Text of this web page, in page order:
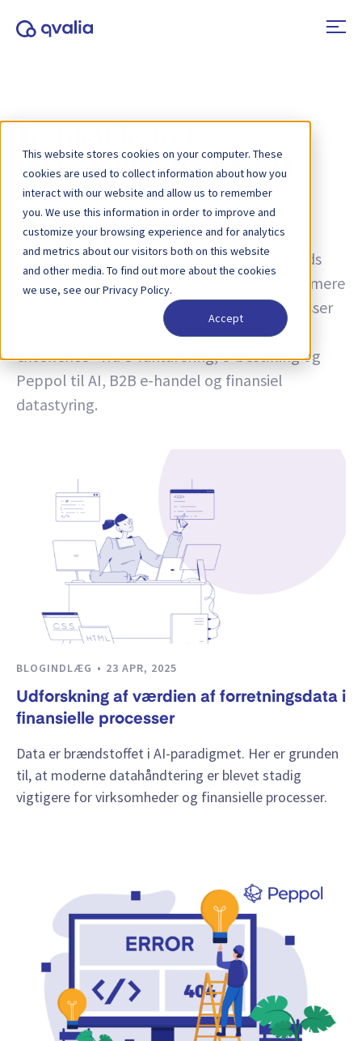
This website stores cookies on your computer. These
cookies are used to collect information about how you
interact with our website and allow us to remember
you. We use this information in order to improve and
customize your browsing experience and for analytics
and metrics about our visitors both on this website
and other media. To find out more about the cookies
we use, see our Privacy Policy.
Accept
teknologier og trends
Tag:
Indsigt i transaktioner, teknologier og trends
samt nyheder om produktopdateringer. Få mere
at vide om, hvordan du kan forbedre processer
og bruge transaktionsdata til operationel
excellence - fra e-fakturering, e-bestilling og
Peppol til AI, B2B e-handel og finansiel
datastyring.
BLOGINDLÆG 23 APR, 2025
Udforskning af værdien af forretningsdata i
finansielle processer
Data er brændstoffet i AI-paradigmet. Her er grunden
til, at moderne datahåndtering er blevet stadig
vigtigere for virksomheder og finansielle processer.